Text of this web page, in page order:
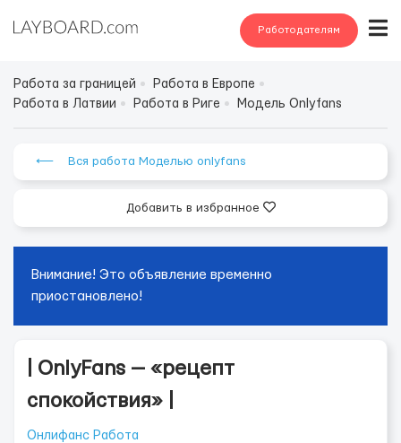
Работодателям
Работа за границей
Работа в Европе
Работа в Латвии
Работа в Риге Модель Onlyfans
⟵ Вся работа Моделью onlyfans
Добавить в избранное
Внимание! Это объявление временно
приостановлено!
| OnlyFans — «рецепт
спокойствия» |
Онлифанс Работа